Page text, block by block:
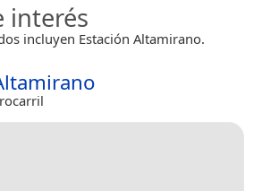
interés
incluyen Estación Altamirano.